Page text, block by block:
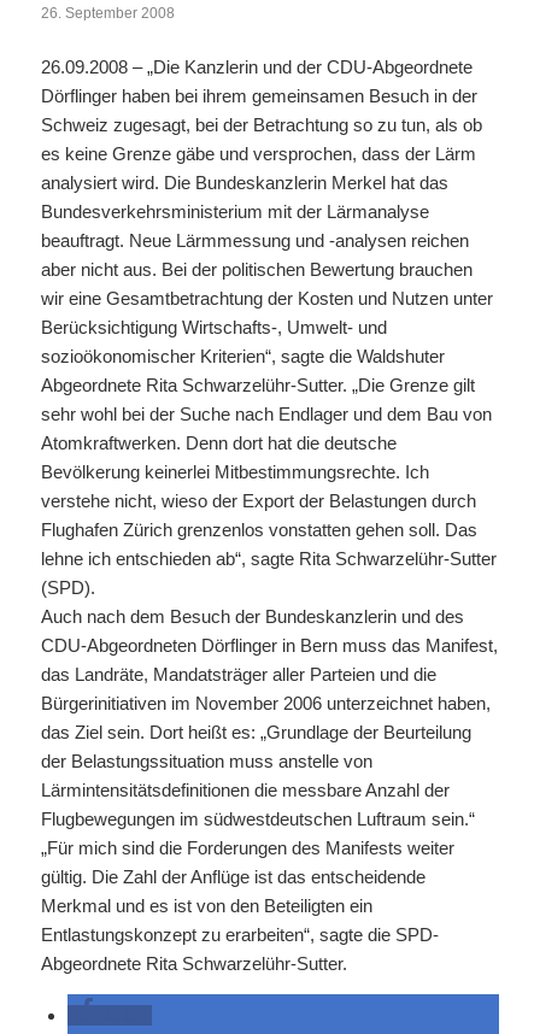
26. September 2008
26.09.2008 – „Die Kanzlerin und der CDU-Abgeordnete
Dörflinger haben bei ihrem gemeinsamen Besuch in der
Schweiz zugesagt, bei der Betrachtung so zu tun, als ob
es keine Grenze gäbe und versprochen, dass der Lärm
analysiert wird. Die Bundeskanzlerin Merkel hat das
Bundesverkehrsministerium mit der Lärmanalyse
beauftragt. Neue Lärmmessung und -analysen reichen
aber nicht aus. Bei der politischen Bewertung brauchen
wir eine Gesamtbetrachtung der Kosten und Nutzen unter
Berücksichtigung Wirtschafts-, Umwelt- und
sozioökonomischer Kriterien“, sagte die Waldshuter
Abgeordnete Rita Schwarzelühr-Sutter. „Die Grenze gilt
sehr wohl bei der Suche nach Endlager und dem Bau von
Atomkraftwerken. Denn dort hat die deutsche
Bevölkerung keinerlei Mitbestimmungsrechte. Ich
verstehe nicht, wieso der Export der Belastungen durch
Flughafen Zürich grenzenlos vonstatten gehen soll. Das
lehne ich entschieden ab“, sagte Rita Schwarzelühr-Sutter
(SPD).
Auch nach dem Besuch der Bundeskanzlerin und des
CDU-Abgeordneten Dörflinger in Bern muss das Manifest,
das Landräte, Mandatsträger aller Parteien und die
Bürgerinitiativen im November 2006 unterzeichnet haben,
das Ziel sein. Dort heißt es: „Grundlage der Beurteilung
der Belastungssituation muss anstelle von
Lärmintensitätsdefinitionen die messbare Anzahl der
Flugbewegungen im südwestdeutschen Luftraum sein.“
„Für mich sind die Forderungen des Manifests weiter
gültig. Die Zahl der Anflüge ist das entscheidende
Merkmal und es ist von den Beteiligten ein
Entlastungskonzept zu erarbeiten“, sagte die SPD-
Abgeordnete Rita Schwarzelühr-Sutter.